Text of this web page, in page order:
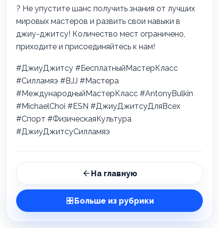
? Не упустите шанс получить знания от лучших
мировых мастеров и развить свои навыки в
джиу-джитсу! Количество мест ограничено,
приходите и присоединяйтесь к нам!
#ДжиуДжитсу #БесплатныйМастерКласс
#Силламяэ #BJJ #Мастера
#МеждународныйМастерКласс #AntonyBulkin
#MichaelChoi #ESN #ДжиуДжитсуДляВсех
#Спорт #ФизическаяКультура
#ДжиуДжитсуСилламяэ
На главную
Больше из рубрики